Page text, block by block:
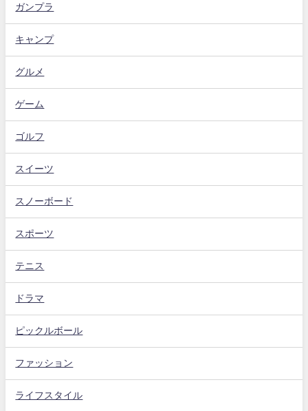
ガンプラ
キャンプ
グルメ
ゲーム
ゴルフ
スイーツ
スノーボード
スポーツ
テニス
ドラマ
ピックルボール
ファッション
ライフスタイル